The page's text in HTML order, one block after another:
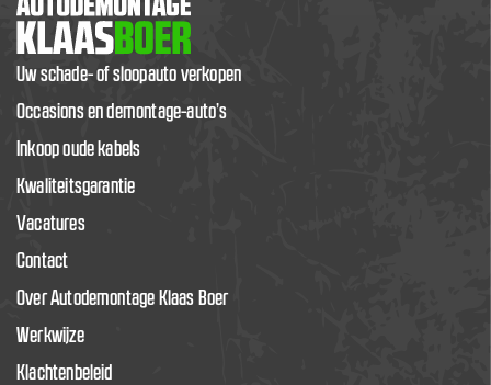
Uw schade- of sloopauto verkopen
Occasions en demontage-auto’s
Inkoop oude kabels
Kwaliteitsgarantie
Vacatures
Contact
Over Autodemontage Klaas Boer
Werkwijze
Klachtenbeleid